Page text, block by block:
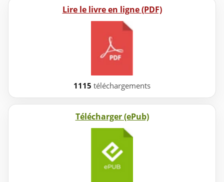
Lire le livre en ligne (PDF)
1115 téléchargements
Télécharger (ePub)